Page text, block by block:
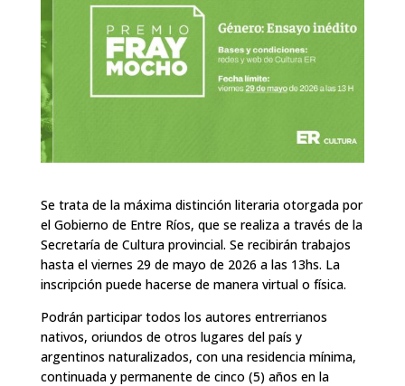
Se trata de la máxima distinción literaria otorgada por
el Gobierno de Entre Ríos, que se realiza a través de la
Secretaría de Cultura provincial. Se recibirán trabajos
hasta el viernes 29 de mayo de 2026 a las 13hs. La
inscripción puede hacerse de manera virtual o física.
Podrán participar todos los autores entrerrianos
nativos, oriundos de otros lugares del país y
argentinos naturalizados, con una residencia mínima,
continuada y permanente de cinco (5) años en la